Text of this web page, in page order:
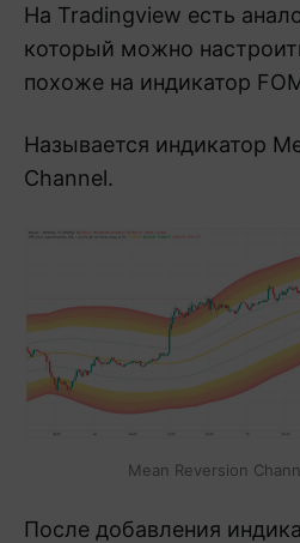
На Tradingview есть
который можно
похоже на индикатор
Называется индикатор
Channel.
Mean Reversion
После добавления